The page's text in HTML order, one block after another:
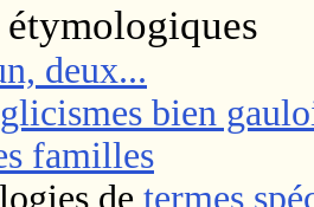
étymologiques
deux...
bien
familles
de termes